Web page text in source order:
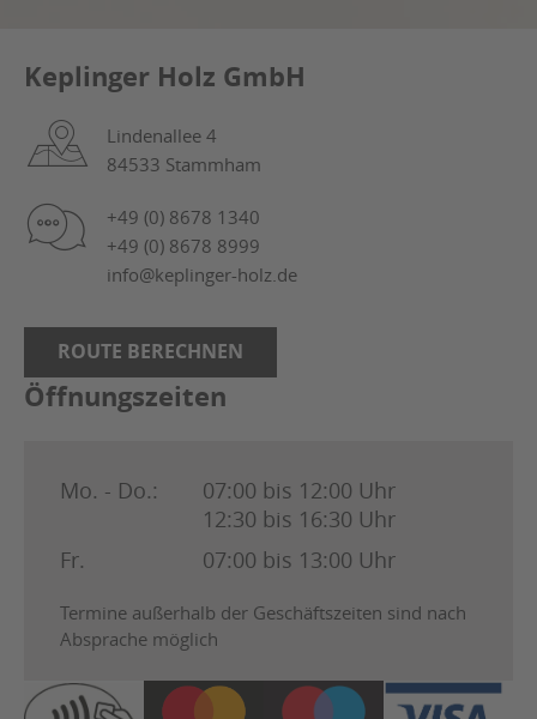
Keplinger Holz GmbH
Lindenallee 4
84533 Stammham
+49 (0) 8678 1340
+49 (0) 8678 8999
info@keplinger-holz.de
ROUTE BERECHNEN
Öffnungszeiten
Mo. - Do.:
07:00 bis 12:00 Uhr
12:30 bis 16:30 Uhr
Fr.
07:00 bis 13:00 Uhr
Termine außerhalb der Geschäftszeiten sind nach
Absprache möglich